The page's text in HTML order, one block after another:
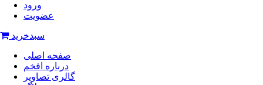
ورود
عضویت
سبدخرید
صفحه اصلی
درباره افخم
گالری تصاویر